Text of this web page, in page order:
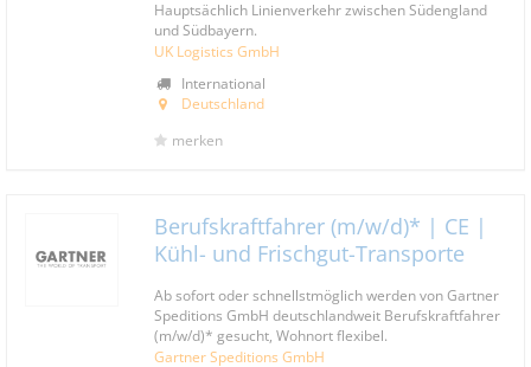
Hauptsächlich Linienverkehr zwischen Südengland
und Südbayern.
UK Logistics GmbH
International
Deutschland
merken
Berufskraftfahrer (m/w/d)* | CE |
Kühl- und Frischgut-Transporte
Ab sofort oder schnellstmöglich werden von Gartner
Speditions GmbH deutschlandweit Berufskraftfahrer
(m/w/d)* gesucht, Wohnort flexibel.
Gartner Speditions GmbH